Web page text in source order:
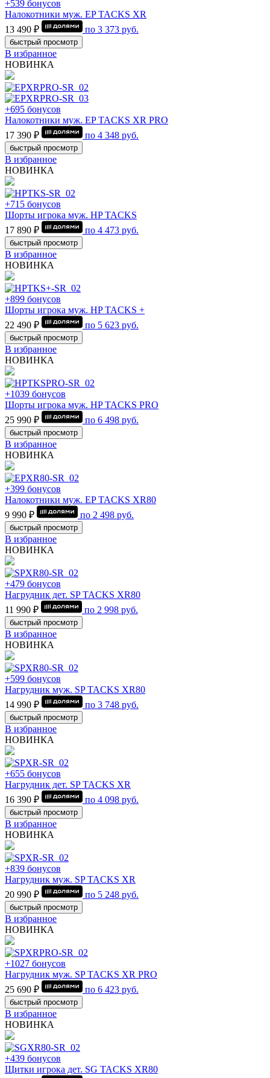
+539 бонусов
Налокотники муж. EP TACKS XR
13 490 ₽
по 3 373 руб.
быстрый просмотр
В избранное
НОВИНКА
+695 бонусов
Налокотники муж. EP TACKS XR PRO
17 390 ₽
по 4 348 руб.
быстрый просмотр
В избранное
НОВИНКА
+715 бонусов
Шорты игрока муж. HP TACKS
17 890 ₽
по 4 473 руб.
быстрый просмотр
В избранное
НОВИНКА
+899 бонусов
Шорты игрока муж. HP TACKS +
22 490 ₽
по 5 623 руб.
быстрый просмотр
В избранное
НОВИНКА
+1039 бонусов
Шорты игрока муж. HP TACKS PRO
25 990 ₽
по 6 498 руб.
быстрый просмотр
В избранное
НОВИНКА
+399 бонусов
Налокотники муж. EP TACKS XR80
9 990 ₽
по 2 498 руб.
быстрый просмотр
В избранное
НОВИНКА
+479 бонусов
Нагрудник дет. SP TACKS XR80
11 990 ₽
по 2 998 руб.
быстрый просмотр
В избранное
НОВИНКА
+599 бонусов
Нагрудник муж. SP TACKS XR80
14 990 ₽
по 3 748 руб.
быстрый просмотр
В избранное
НОВИНКА
+655 бонусов
Нагрудник дет. SP TACKS XR
16 390 ₽
по 4 098 руб.
быстрый просмотр
В избранное
НОВИНКА
+839 бонусов
Нагрудник муж. SP TACKS XR
20 990 ₽
по 5 248 руб.
быстрый просмотр
В избранное
НОВИНКА
+1027 бонусов
Нагрудник муж. SP TACKS XR PRO
25 690 ₽
по 6 423 руб.
быстрый просмотр
В избранное
НОВИНКА
+439 бонусов
Щитки игрока дет. SG TACKS XR80